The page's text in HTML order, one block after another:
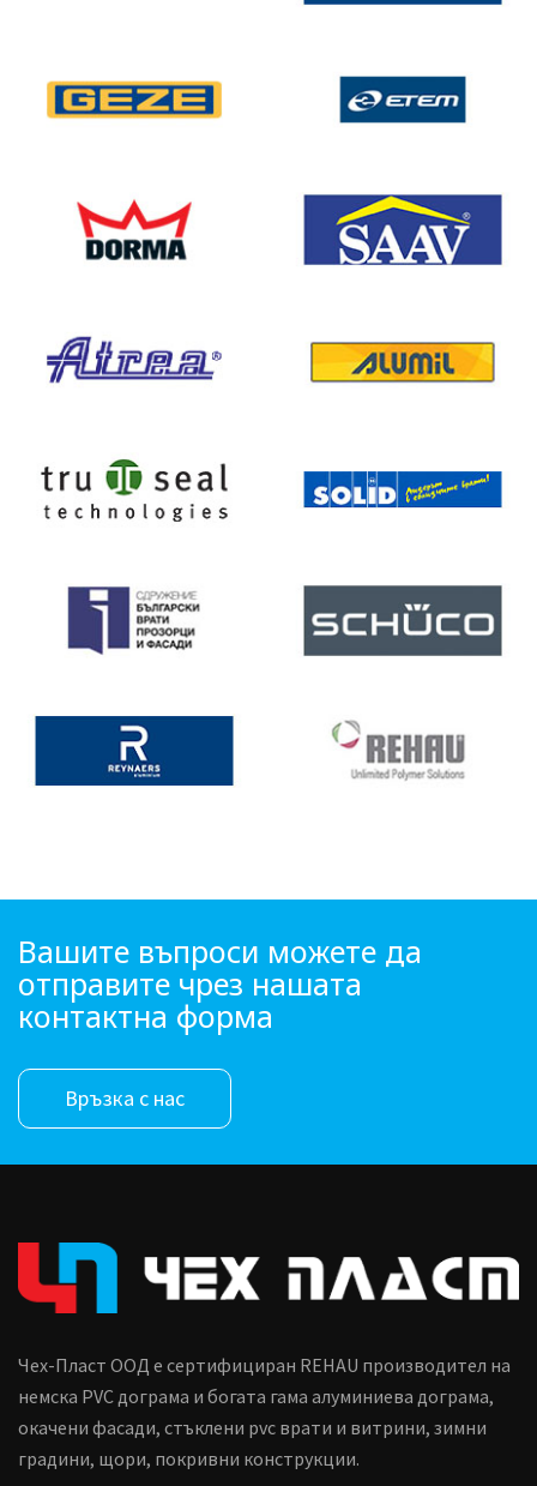
Вашите въпроси можете да
отправите чрез нашата
контактна форма
Връзка с нас
Чех-Пласт ООД е сертифициран REHAU производител на
немска PVC дограма и богата гама алуминиева дограма,
окачени фасади, стъклени pvc врати и витрини, зимни
градини, щори, покривни конструкции.